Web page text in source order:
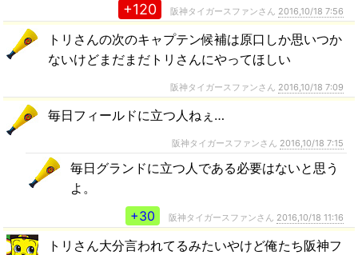
+120 阪神タイガースファンさん 2016,10/18 7:56
トリさんの次のキャプテン候補は原口しか思いつか
ないけどまだまだトリさんにやってほしい
阪神タイガースファンさん 2016,10/18 7:09
毎日フィールドに立つ人ねぇ…
阪神タイガースファンさん 2016,10/18 7:15
毎日グランドに立つ人である必要はないと思う
よ。
+30
阪神タイガースファンさん 2016,10/18 11:16
トリさん大分言われてるみたいやけど俺たち阪神フ